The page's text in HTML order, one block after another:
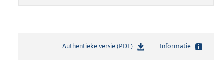
Authentieke versie (PDF)b
Informatie